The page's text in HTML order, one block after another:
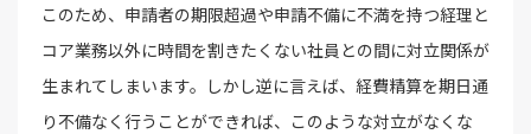
このため、申請者の期限超過や申請不備に不満を持つ経理と
コア業務以外に時間を割きたくない社員との間に対立関係が
生まれてしまいます。しかし逆に言えば、経費精算を期日通
り不備なく行うことができれば、このような対立がなくな